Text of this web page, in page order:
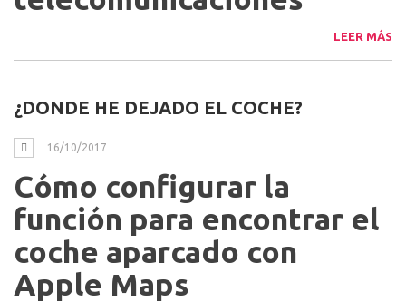
LEER MÁS
¿DONDE HE DEJADO EL COCHE?
16/10/2017
Cómo configurar la
función para encontrar el
coche aparcado con
Apple Maps